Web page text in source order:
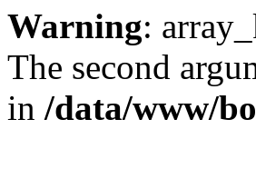
Warning:
The second
in /data/www/